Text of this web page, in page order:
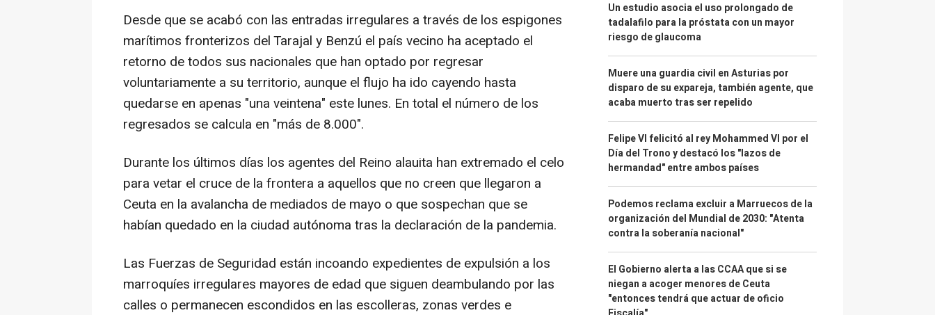
Desde que se acabó con las entradas irregulares a través de los espigones
marítimos fronterizos del Tarajal y Benzú el país vecino ha aceptado el
retorno de todos sus nacionales que han optado por regresar
voluntariamente a su territorio, aunque el flujo ha ido cayendo hasta
quedarse en apenas "una veintena" este lunes. En total el número de los
regresados se calcula en "más de 8.000".
Durante los últimos días los agentes del Reino alauita han extremado el celo
para vetar el cruce de la frontera a aquellos que no creen que llegaron a
Ceuta en la avalancha de mediados de mayo o que sospechan que se
habían quedado en la ciudad autónoma tras la declaración de la pandemia.
Las Fuerzas de Seguridad están incoando expedientes de expulsión a los
marroquíes irregulares mayores de edad que siguen deambulando por las
calles o permanecen escondidos en las escolleras, zonas verdes e
Un estudio asocia el uso prolongado de
tadalafilo para la próstata con un mayor
riesgo de glaucoma
Muere una guardia civil en Asturias por
disparo de su expareja, también agente, que
acaba muerto tras ser repelido
Felipe VI felicitó al rey Mohammed VI por el
Día del Trono y destacó los "lazos de
hermandad" entre ambos países
Podemos reclama excluir a Marruecos de la
organización del Mundial de 2030: "Atenta
contra la soberanía nacional"
El Gobierno alerta a las CCAA que si se
niegan a acoger menores de Ceuta
"entonces tendrá que actuar de oficio